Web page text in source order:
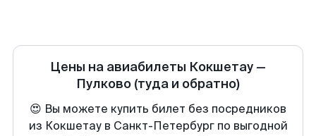
Цены на авиабилеты Кокшетау —
Пулково (туда и обратно)
😍 Вы можете купить билет без посредников
из Кокшетау в Санкт-Петербург по выгодной